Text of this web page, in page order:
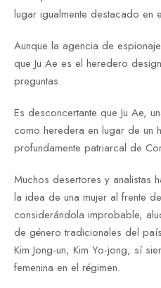
lugar igualmente destacado en
Aunque la agencia de
que Ju Ae es el heredero
preguntas.
Es desconcertante que Ju Ae,
como heredera en lugar de un
profundamente patriarcal de
Muchos desertores y analistas
la idea de una mujer al frente
considerándola improbable,
de género tradicionales del
Kim Jong-un, Kim Yo-jong, sí
femenina en el régimen.